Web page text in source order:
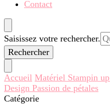
Contact
Vous
recherchiez
quelque
Saisissez votre rechercher.
Accueil Matériel Stampin up
Design Passion de pétales
Catégorie